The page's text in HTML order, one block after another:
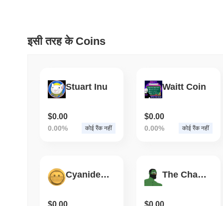
इसी तरह के Coins
Stuart Inu
$0.00
0.00% कोई रैंक नहीं
Waitt Coin
$0.00
0.00% कोई रैंक नहीं
Cyanide Coin
$0.00
The Chad Pepe token
$0.00